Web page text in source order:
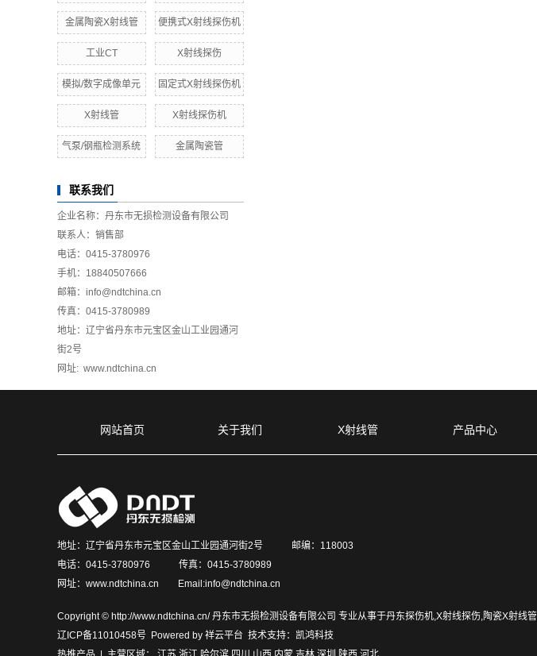
金属陶瓷X射线管 便携式X射线探伤机
工业CT X射线探伤
模拟/数字成像单元 固定式X射线探伤机
X射线管 X射线探伤机
气泵/钢瓶检测系统 金属陶瓷管
联系我们
企业名称：丹东市无损检测设备有限公司
联系人：销售部
电话：0415-3780976
手机：18840507666
邮箱：info@ndtchina.cn
传真：0415-3780989
地址：辽宁省丹东市元宝区金山工业园通河
街2号
网址: www.ndtchina.cn
网站首页 关于我们 X射线管 产品中心
地址：辽宁省丹东市元宝区金山工业园通河街2号 邮编：118003
电话：0415-3780976 传真：0415-3780989
网址：www.ndtchina.cn Email:info@ndtchina.cn
Copyright © http://www.ndtchina.cn/ 丹东市无损检测设备有限公司 专业从事于丹东探伤机,X射线探伤,陶瓷X射线管
辽ICP备11010458号 Powered by 祥云平台 技术支持： 凯鸿科技